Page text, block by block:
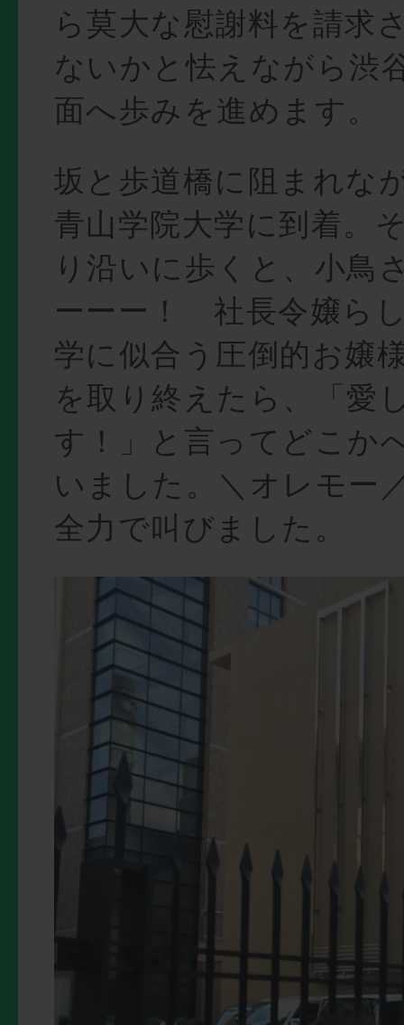
ら莫大な慰謝料を請求
ないかと怯えながら渋
面へ歩みを進めます。
坂と歩道橋に阻まれな
青山学院大学に到着。
り沿いに歩くと、小鳥
ーーー！ 社長令嬢ら
学に似合う圧倒的お嬢
を取り終えたら、「愛
す！」と言ってどこか
いました。＼オレモー
全力で叫びました。